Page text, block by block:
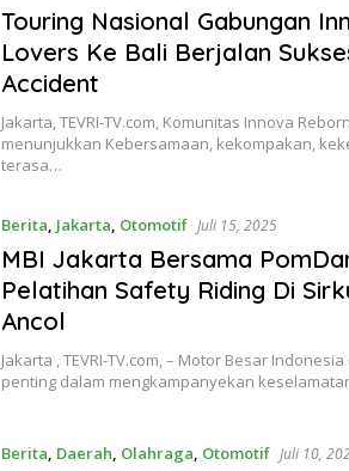
Touring Nasional Gabungan
Lovers Ke Bali Berjalan
Accident
Jakarta, TEVRI-TV.com, Komunitas Innova
menunjukkan Kebersamaan, kekompakan,
terasa…
Berita, Jakarta, Otomotif Juli 15, 2025
MBI Jakarta Bersama
Pelatihan Safety Riding Di
Ancol
Jakarta , TEVRI-TV.com, – Motor Besar
penting dalam mengkampanyekan
Berita, Daerah, Olahraga, Otomotif Juli 10,